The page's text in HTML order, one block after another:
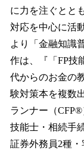
に力を注ぐとと
対応を中心に活
より「金融知識
作は、『「FP技
代からのお金の
験対策本を複数
ランナー（
技能士・相続手
証券外務員2種・